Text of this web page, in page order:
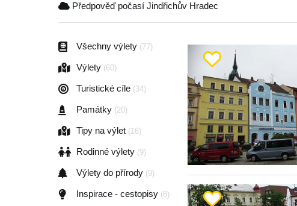
Předpověď počasí Jindřichův Hradec
Všechny výlety (77)
Výlety (60)
Turistické cíle (34)
Památky (20)
Tipy na výlet (16)
Rodinné výlety (9)
Výlety do přírody (9)
Inspirace - cestopisy (8)